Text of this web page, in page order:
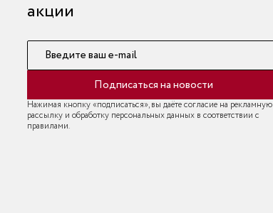
акции
Введите ваш e-mail
Подписаться на новости
Нажимая кнопку «подписаться», вы даёте согласие на рекламную
рассылку и обработку персональных данных в соответствии с
правилами.